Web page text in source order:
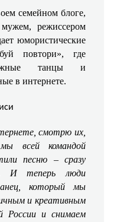
семейном блоге,
режиссером
юмористические
повтори», где
танцы и
в интернете.
смотрю их,
всей командой
песню – сразу
И теперь люди
который мы
и креативным
России и снимаем